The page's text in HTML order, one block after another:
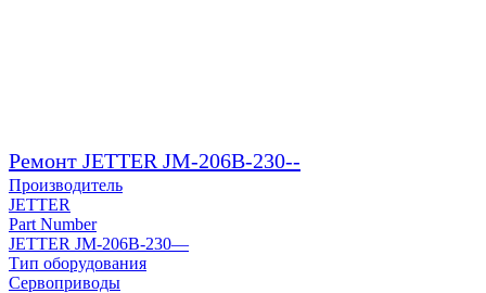
Ремонт JETTER JM-206B-230--
Производитель
JETTER
Part Number
JETTER JM-206B-230—
Тип оборудования
Сервоприводы